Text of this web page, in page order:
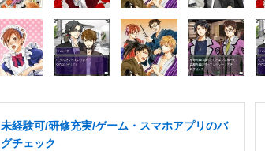
未経験可/研修充実/ゲーム・スマホアプリのバ
グチェック